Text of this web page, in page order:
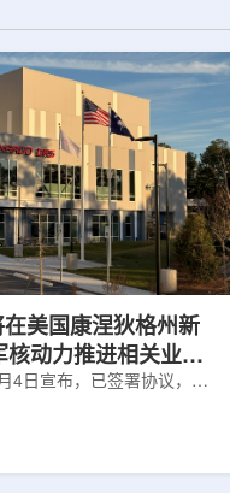
美国康涅狄格州新
核动力推进相关业务
4日宣布，已签署协议，将
后续增长提供空间和基础